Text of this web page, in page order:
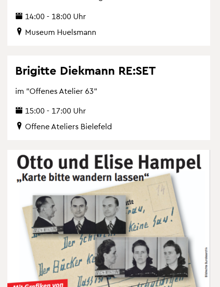
14:00 - 18:00 Uhr
Mu­se­um Hu­els­mann
Bri­git­te Diek­mann RE:SET
im "Of­fe­nes Ate­lier 63"
15:00 - 17:00 Uhr
Of­fe­ne Ate­liers Bie­le­feld